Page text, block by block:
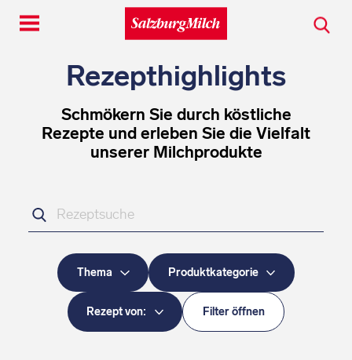
Toggle
navigation
Rezepthighlights
Schmökern Sie durch köstliche
Rezepte und erleben Sie die Vielfalt
unserer Milchprodukte
Ihr
Suchbegriff
Thema Produktkategorie
Rezept von: Filter öffnen